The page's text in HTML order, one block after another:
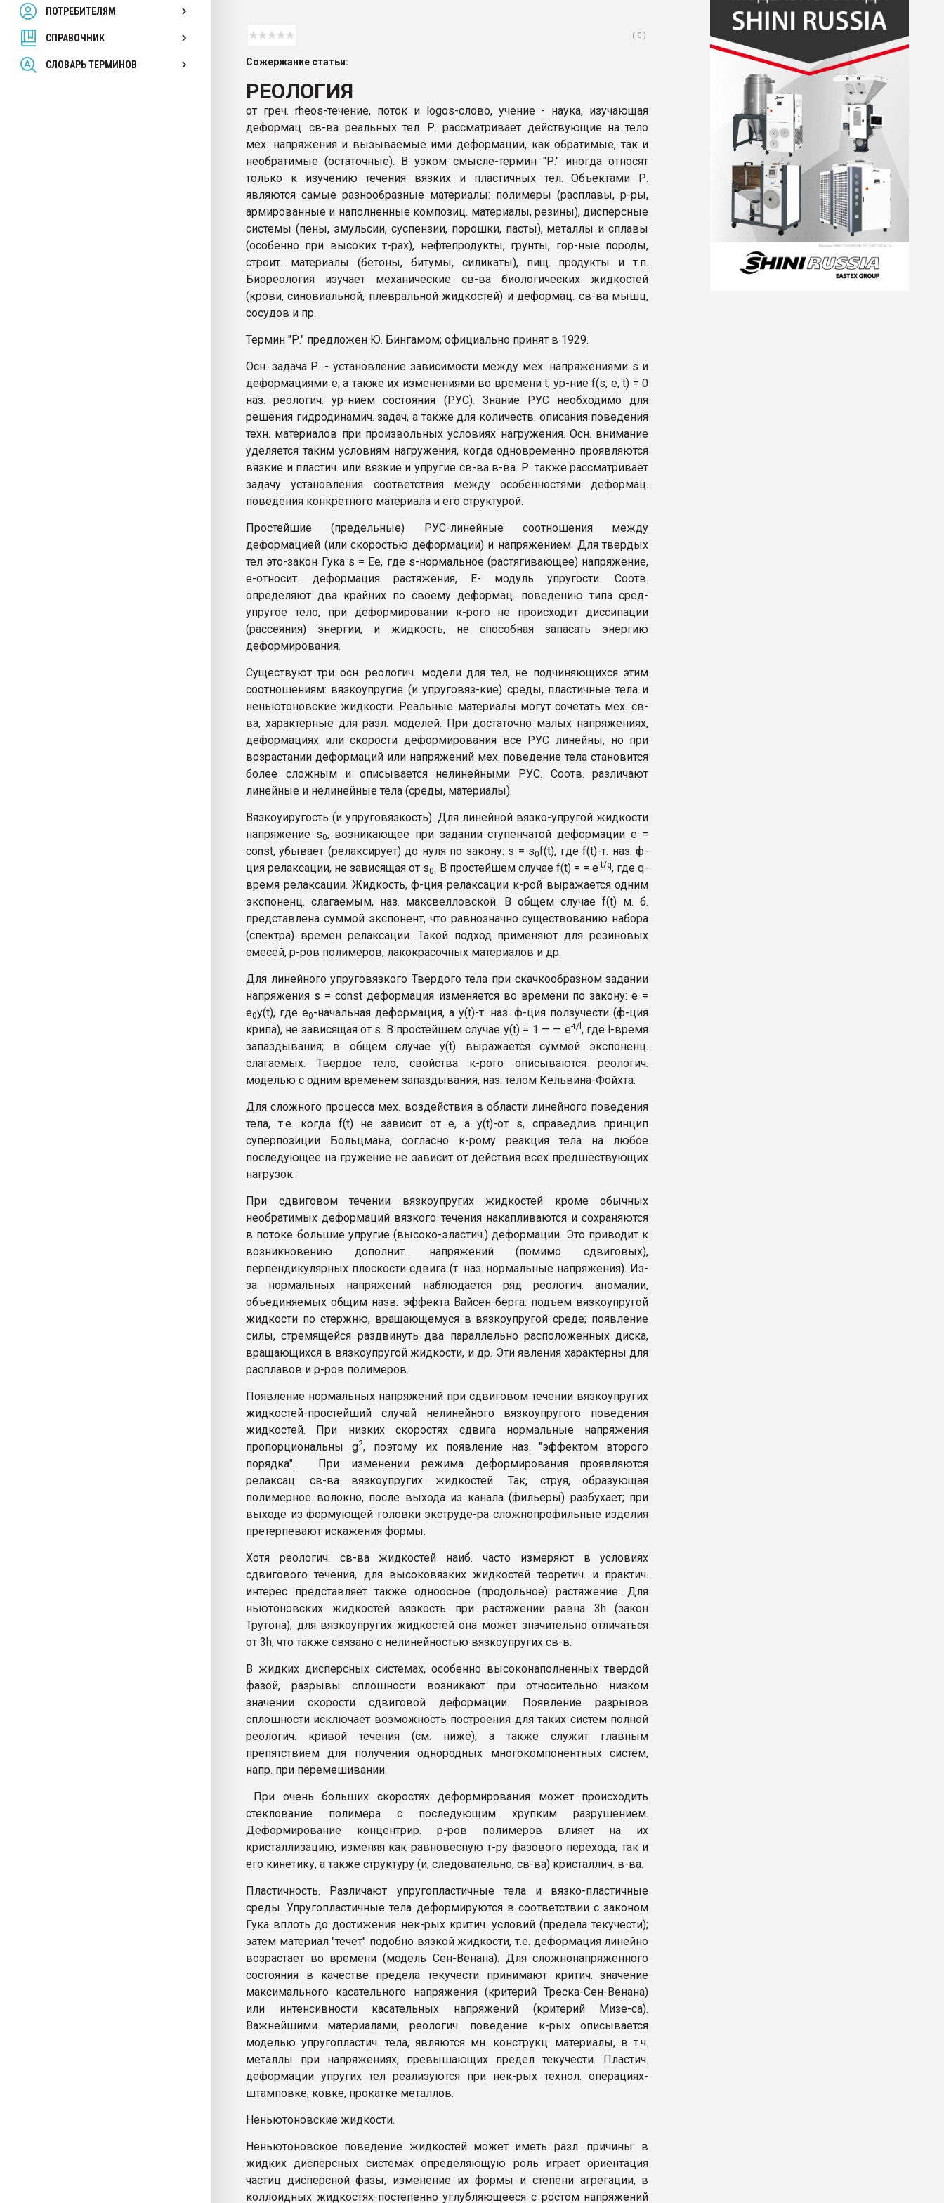
ПОТРЕБИТЕЛЯМ
СПРАВОЧНИК
СЛОВАРЬ ТЕРМИНОВ
( 0 )
Сожержание статьи:
РЕОЛОГИЯ
от греч. rheos-течение, поток и logos-слово, учение - наука, изучающая
деформац. св-ва реальных тел. Р. рассматривает действующие на тело
мех. напряжения и вызываемые ими деформации, как обратимые, так и
необратимые (остаточные). В узком смысле-термин "Р." иногда относят
только к изучению течения вязких и пластичных тел. Объектами Р.
являются самые разнообразные материалы: полимеры (расплавы, р-ры,
армированные и наполненные композиц. материалы, резины), дисперсные
системы (пены, эмульсии, суспензии, порошки, пасты), металлы и сплавы
(особенно при высоких т-рах), нефтепродукты, грунты, гор-ные породы,
строит. материалы (бетоны, битумы, силикаты), пищ. продукты и т.п.
Биореология изучает механические св-ва биологических жидкостей
(крови, синовиальной, плевральной жидкостей) и деформац. св-ва мышц,
сосудов и пр.
Термин "Р." предложен Ю. Бингамом; официально принят в 1929.
Осн. задача Р. - установление зависимости между мех. напряжениями s и
деформациями e, а также их изменениями во времени t; ур-ние f(s, e, t) = 0
наз. реологич. ур-нием состояния (РУС). Знание РУС необходимо для
решения гидродинамич. задач, а также для количеств. описания поведения
техн. материалов при произвольных условиях нагружения. Осн. внимание
уделяется таким условиям нагружения, когда одновременно проявляются
вязкие и пластич. или вязкие и упругие св-ва в-ва. Р. также рассматривает
задачу установления соответствия между особенностями деформац.
поведения конкретного материала и его структурой.
Простейшие (предельные) РУС-линейные соотношения между
деформацией (или скоростью деформации) и напряжением. Для твердых
тел это-закон Гука s = Ee, где s-нормальное (растягивающее) напряжение,
e-относит. деформация растяжения, Е- модуль упругости. Соотв.
определяют два крайних по своему деформац. поведению типа сред-
упругое тело, при деформировании к-рого не происходит диссипации
(рассеяния) энергии, и жидкость, не способная запасать энергию
деформирования.
Существуют три осн. реологич. модели для тел, не подчиняющихся этим
соотношениям: вязкоупругие (и упруговяз-кие) среды, пластичные тела и
неньютоновские жидкости. Реальные материалы могут сочетать мех. св-
ва, характерные для разл. моделей. При достаточно малых напряжениях,
деформациях или скорости деформирования все РУС линейны, но при
возрастании деформаций или напряжений мех. поведение тела становится
более сложным и описывается нелинейными РУС. Соотв. различают
линейные и нелинейные тела (среды, материалы).
Вязкоуиругость (и yпpyговязкость). Для линейной вязко-упругой жидкости
напряжение s0, возникающее при задании ступенчатой деформации e =
const, убывает (релаксирует) до нуля по закону: s = s0f(t), где f(t)-т. наз. ф-
ция релаксации, не зависящая от s0. В простейшем случае f(t) = = е-t/q, где q-
время релаксации. Жидкость, ф-ция релаксации к-рой выражается одним
экспоненц. слагаемым, наз. максвелловской. В общем случае f(t) м. б.
представлена суммой экспонент, что равнозначно существованию набора
(спектра) времен релаксации. Такой подход применяют для резиновых
смесей, р-ров полимеров, лакокрасочных материалов и др.
Для линейного упруговязкого Твердого тела при скачкообразном задании
напряжения s = const деформация изменяется во времени по закону: e =
e0y(t), где e0-начальная деформация, а y(t)-т. наз. ф-ция ползучести (ф-ция
крипа), не зависящая от s. В простейшем случае y(t) = 1 — — е-t/l , где l-время
запаздывания; в общем случае y(t) выражается суммой экспоненц.
слагаемых. Твердое тело, свойства к-рого описываются реологич.
моделью с одним временем запаздывания, наз. телом Кельвина-Фойхта.
Для сложного процесса мех. воздействия в области линейного поведения
тела, т.е. когда f(t) не зависит от e, а y(t)-от s, справедлив принцип
суперпозиции Больцмана, согласно к-рому реакция тела на любое
последующее на гружение не зависит от действия всех предшествующих
нагрузок.
При сдвиговом течении вязкоупругих жидкостей кроме обычных
необратимых деформаций вязкого течения накапливаются и сохраняются
в потоке большие упругие (высоко-эластич.) деформации. Это приводит к
возникновению дополнит. напряжений (помимо сдвиговых),
перпендикулярных плоскости сдвига (т. наз. нормальные напряжения). Из-
за нормальных напряжений наблюдается ряд реологич. аномалии,
объединяемых общим назв. эффекта Вайсен-берга: подъем вязкоупругой
жидкости по стержню, вращающемуся в вязкоупругой среде; появление
силы, стремящейся раздвинуть два параллельно расположенных диска,
вращающихся в вязкоупругой жидкости, и др. Эти явления характерны для
расплавов и р-ров полимеров.
Появление нормальных напряжений при сдвиговом течении вязкоупругих
жидкостей-простейший случай нелинейного вязкоупругого поведения
жидкостей. При низких скоростях сдвига нормальные напряжения
пропорциональны g2, поэтому их появление наз. "эффектом второго
порядка". При изменении режима деформирования проявляются
релаксац. св-ва вязкоупругих жидкостей. Так, струя, образующая
полимерное волокно, после выхода из канала (фильеры) разбухает; при
выходе из формующей головки экструде-ра сложнопрофильные изделия
претерпевают искажения формы.
Хотя реологич. св-ва жидкостей наиб. часто измеряют в условиях
сдвигового течения, для высоковязких жидкостей теоретич. и практич.
интерес представляет также одноосное (продольное) растяжение. Для
ньютоновских жидкостей вязкость при растяжении равна 3h (закон
Трутона); для вязкоупругих жидкостей она может значительно отличаться
от 3h, что также связано с нелинейностью вязкоупругих св-в.
В жидких дисперсных системах, особенно высоконаполненных твердой
фазой, разрывы сплошности возникают при относительно низком
значении скорости сдвиговой деформации. Появление разрывов
сплошности исключает возможность построения для таких систем полной
реологич. кривой течения (см. ниже), а также служит главным
препятствием для получения однородных многокомпонентных систем,
напр. при перемешивании.
При очень больших скоростях деформирования может происходить
стеклование полимера с последующим хрупким разрушением.
Деформирование концентрир. р-ров полимеров влияет на их
кристаллизацию, изменяя как равновесную т-ру фазового перехода, так и
его кинетику, а также структуру (и, следовательно, св-ва) кристаллич. в-ва.
Пластичность. Различают упругопластичные тела и вязко-пластичные
среды. Упругопластичные тела деформируются в соответствии с законом
Гука вплоть до достижения нек-рых критич. условий (предела текучести);
затем материал "течет" подобно вязкой жидкости, т.е. деформация линейно
возрастает во времени (модель Сен-Венана). Для сложнонапряженного
состояния в качестве предела текучести принимают критич. значение
максимального касательного напряжения (критерий Треска-Сен-Венана)
или интенсивности касательных напряжений (критерий Мизе-са).
Важнейшими материалами, реологич. поведение к-рых описывается
моделью упругопластич. тела, являются мн. конструкц. материалы, в т.ч.
металлы при напряжениях, превышающих предел текучести. Пластич.
деформации упругих тел реализуются при нек-рых технол. операциях-
штамповке, ковке, прокатке металлов.
Неньютоновские жидкости.
Неньютоновское поведение жидкостей может иметь разл. причины: в
жидких дисперсных системах определяющую роль играет ориентация
частиц дисперсной фазы, изменение их формы и степени агрегации, в
коллоидных жидкостях-постепенно углубляющееся с ростом напряжений